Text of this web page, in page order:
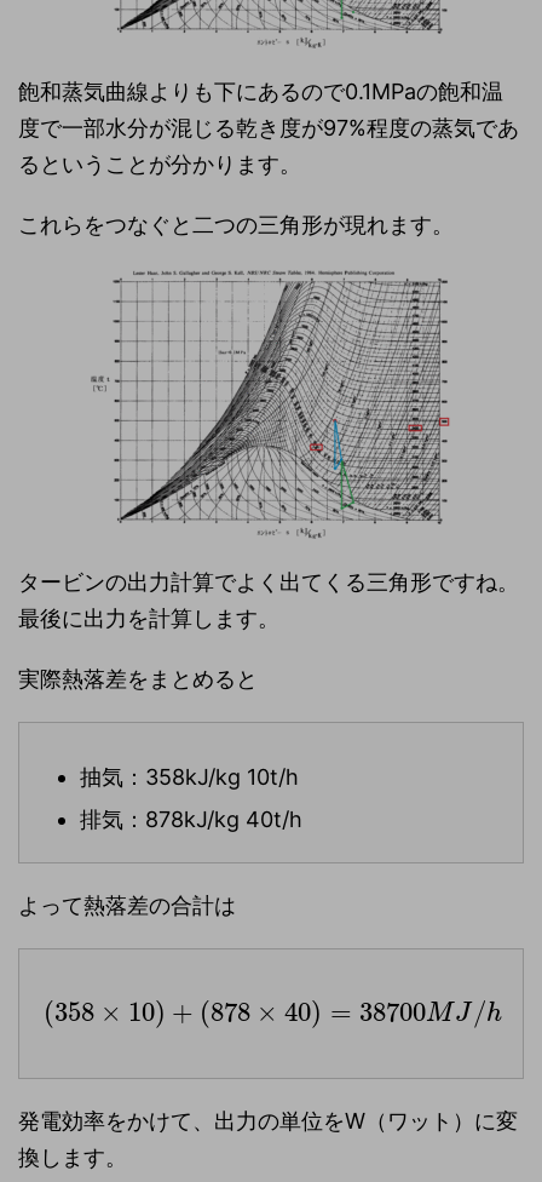
飽和蒸気曲線よりも下にあるので0.1MPaの飽和温
度で一部水分が混じる乾き度が97%程度の蒸気であ
るということが分かります。
これらをつなぐと二つの三角形が現れます。
タービンの出力計算でよく出てくる三角形ですね。
最後に出力を計算します。
実際熱落差をまとめると
抽気：358kJ/kg 10t/h
排気：878kJ/kg 40t/h
よって熱落差の合計は
(358 × 10) + (878 × 40) = 38700MJ/h
発電効率をかけて、出力の単位をW（ワット）に変
換します。